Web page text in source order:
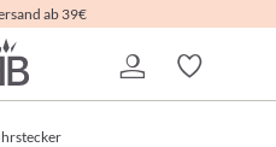
ab 39€